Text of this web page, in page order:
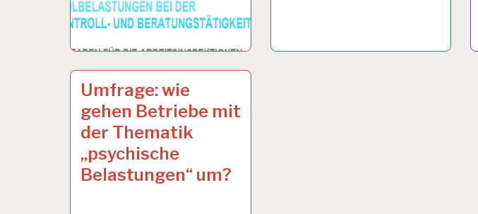
ARBEITSINSPEKTORAT…
Umfrage: wie
gehen Betriebe mit
der Thematik
„psychische
Belastungen“ um?
3 JAN. 2013